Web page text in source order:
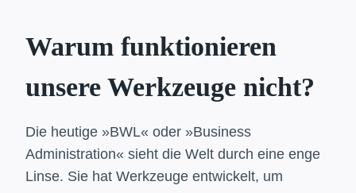
Warum funktionieren
unsere Werkzeuge nicht?
Die heutige »BWL« oder »Business
Administration« sieht die Welt durch eine enge
Linse. Sie hat Werkzeuge entwickelt, um